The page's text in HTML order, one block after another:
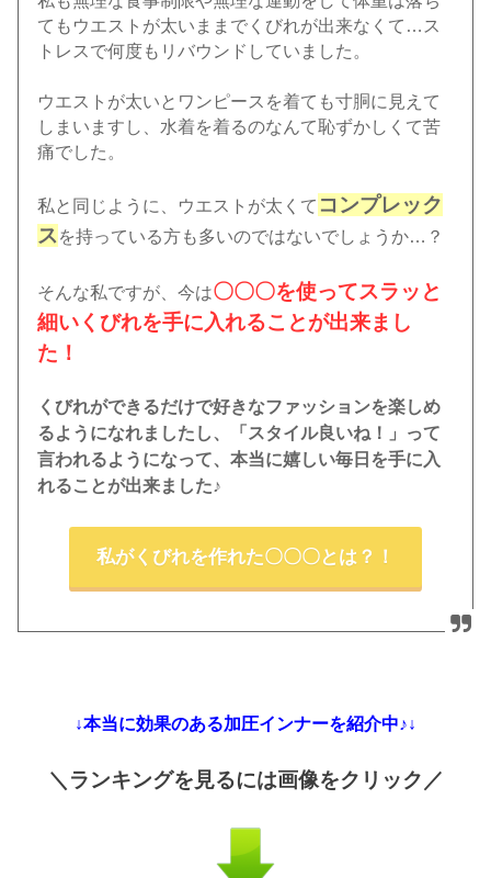
てもウエストが太いままでくびれが出来なくて…ス
トレスで何度もリバウンドしていました。
ウエストが太いとワンピースを着ても寸胴に見えて
しまいますし、水着を着るのなんて恥ずかしくて苦
痛でした。
私と同じように、ウエストが太くて コンプレック
ス を持っている方も多いのではないでしょうか…？
そんな私ですが、今は〇〇〇を使ってスラッと
細いくびれを手に入れることが出来まし
た！
くびれができるだけで好きなファッションを楽しめ
るようになれましたし、「スタイル良いね！」って
言われるようになって、本当に嬉しい毎日を手に入
れることが出来ました♪
私がくびれを作れた〇〇〇とは？！
↓本当に効果のある加圧インナーを紹介中♪↓
＼ランキングを見るには画像をクリック／